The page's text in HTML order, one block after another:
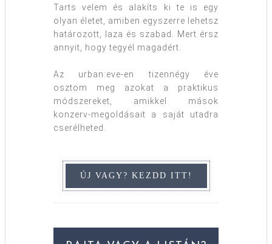
Tarts velem és alakíts ki te is egy
olyan életet, amiben egyszerre lehetsz
határozott, laza és szabad. Mert érsz
annyit, hogy tegyél magadért.
Az urban:eve-en tizennégy éve
osztom meg azokat a praktikus
módszereket, amikkel mások
konzerv-megoldásait a saját utadra
cserélheted.